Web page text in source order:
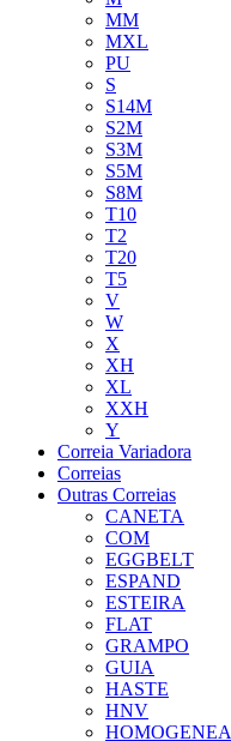
MM
MXL
PU
S
S14M
S2M
S3M
S5M
S8M
T10
T2
T20
T5
V
W
X
XH
XL
XXH
Y
Correia Variadora
Correias
Outras Correias
CANETA
COM
EGGBELT
ESPAND
ESTEIRA
FLAT
GRAMPO
GUIA
HASTE
HNV
HOMOGENEA